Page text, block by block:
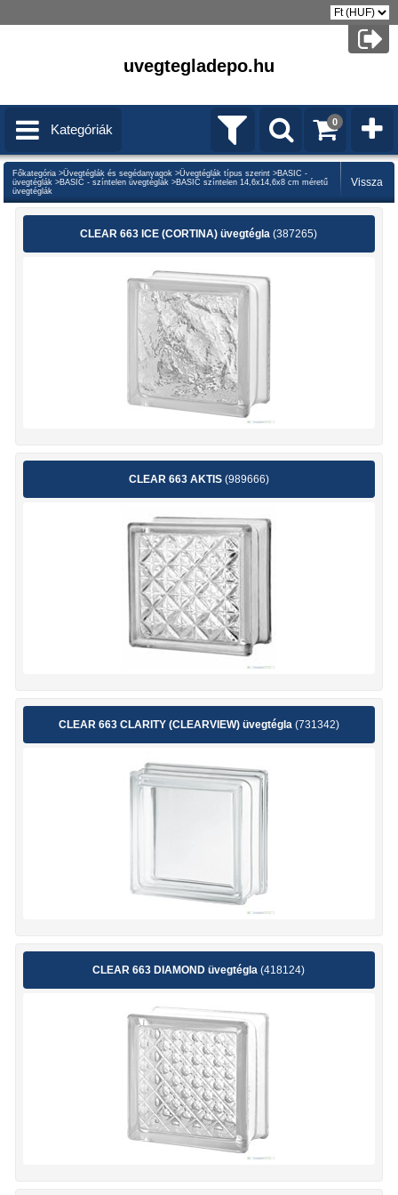
uvegtegladepo.hu
Kategóriák 0
Főkategória >Üvegtéglák és segédanyagok >Üvegtéglák típus szerint >BASIC -
üvegtéglák >BASIC - színtelen üvegtéglák >BASIC színtelen 14,6x14,6x8 cm méretű
üvegtéglák
CLEAR 663 ICE (CORTINA) üvegtégla (387265)
CLEAR 663 AKTIS(989666)
CLEAR 663 CLARITY (CLEARVIEW) üvegtégla(731342)
CLEAR 663 DIAMOND üvegtégla (418124)